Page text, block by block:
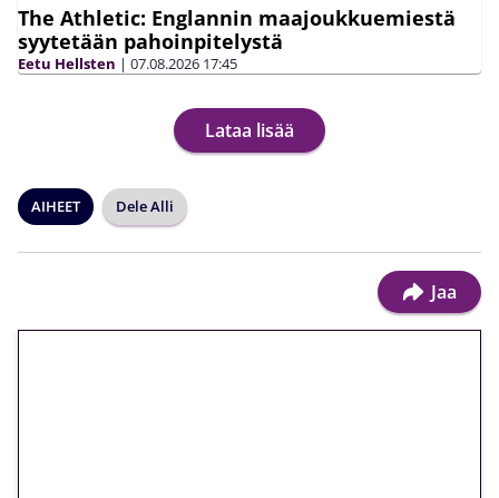
The Athletic: Englannin maajoukkuemiestä
syytetään pahoinpitelystä
Eetu Hellsten | 07.08.2026 17:45
Lataa lisää
AIHEET Dele Alli
Jaa